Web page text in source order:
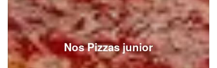
Nos Pizzas junior